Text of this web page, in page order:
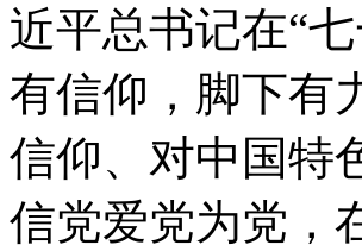
近平总书记在“
有信仰，脚下有
信仰、对中国特
信党爱党为党，